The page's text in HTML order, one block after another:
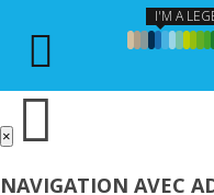
I'M A
×
NAVIGATION AVEC